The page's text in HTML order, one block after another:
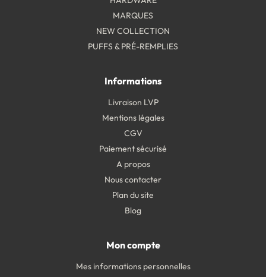
MARQUES
NEW COLLECTION
PUFFS & PRÉ-REMPLIES
Informations
Livraison LVP
Mentions légales
CGV
Paiement sécurisé
A propos
Nous contacter
Plan du site
Blog
Mon compte
Mes informations personnelles